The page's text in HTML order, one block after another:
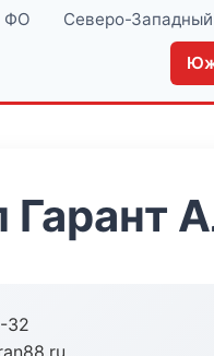
ФО Северо-
Гарант
32